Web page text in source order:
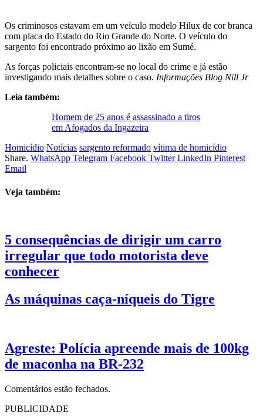
Os criminosos estavam em um veículo modelo Hilux de cor branca
com placa do Estado do Rio Grande do Norte. O veículo do
sargento foi encontrado próximo ao lixão em Sumé.
As forças policiais encontram-se no local do crime e já estão
investigando mais detalhes sobre o caso. Informações Blog Nill Jr
Leia também:
Homem de 25 anos é assassinado a tiros
em Afogados da Ingazeira
Homicídio Notícias sargento reformado vítima de homicídio
Share. WhatsApp Telegram Facebook Twitter LinkedIn Pinterest
Email
Veja também:
5 consequências de dirigir um carro
irregular que todo motorista deve
conhecer
As máquinas caça-níqueis do Tigre
Agreste: Polícia apreende mais de 100kg
de maconha na BR-232
Comentários estão fechados.
PUBLICIDADE